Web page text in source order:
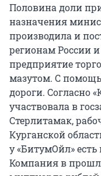
Половина доли
назначения
производила и
регионам России
предприятие
мазутом. С
дороги. Согласно
участвовала в
Стерлитамак,
Курганской
у «БитумОйл»
Компания в